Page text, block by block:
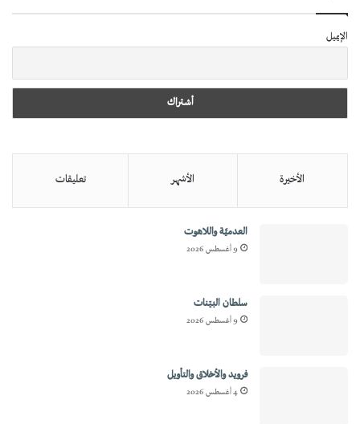
الإيميل
الأخيرة الأشهر تعليقات
العدميَّة واللاهوت
9 أغسطس 2026
سلطان البيّنات
9 أغسطس 2026
فرويد والأخلاق والتأويل
4 أغسطس 2026